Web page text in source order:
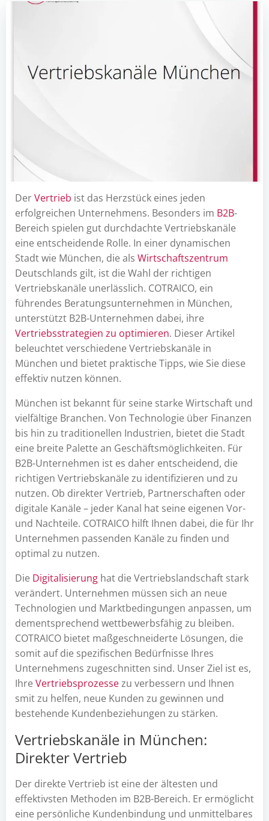
DerVertrieb ist das Herzstück eines jeden
erfolgreichen Unternehmens. Besonders im B2B-
Bereich spielen gut durchdachte Vertriebskanäle
eine entscheidende Rolle. In einer dynamischen
Stadt wie München, die als Wirtschaftszentrum
Deutschlands gilt, ist die Wahl der richtigen
Vertriebskanäle unerlässlich. COTRAICO, ein
führendes Beratungsunternehmen in München,
unterstützt B2B-Unternehmen dabei, ihre
Vertriebsstrategien zu optimieren. Dieser Artikel
beleuchtet verschiedene Vertriebskanäle in
München und bietet praktische Tipps, wie Sie diese
effektiv nutzen können.
München ist bekannt für seine starke Wirtschaft und
vielfältige Branchen. Von Technologie über Finanzen
bis hin zu traditionellen Industrien, bietet die Stadt
eine breite Palette an Geschäftsmöglichkeiten. Für
B2B-Unternehmen ist es daher entscheidend, die
richtigen Vertriebskanäle zu identifizieren und zu
nutzen. Ob direkter Vertrieb, Partnerschaften oder
digitale Kanäle – jeder Kanal hat seine eigenen Vor-
und Nachteile. COTRAICO hilft Ihnen dabei, die für Ihr
Unternehmen passenden Kanäle zu finden und
optimal zu nutzen.
Die Digitalisierung hat die Vertriebslandschaft stark
verändert. Unternehmen müssen sich an neue
Technologien und Marktbedingungen anpassen, um
dementsprechend wettbewerbsfähig zu bleiben.
COTRAICO bietet maßgeschneiderte Lösungen, die
somit auf die spezifischen Bedürfnisse Ihres
Unternehmens zugeschnitten sind. Unser Ziel ist es,
Ihre Vertriebsprozessezu verbessern und Ihnen
smit zu helfen, neue Kunden zu gewinnen und
bestehende Kundenbeziehungen zu stärken.
Vertriebskanäle in München:
Direkter Vertrieb
Der direkte Vertrieb ist eine der ältesten und
effektivsten Methoden im B2B-Bereich. Er ermöglicht
eine persönliche Kundenbindung und unmittelbares